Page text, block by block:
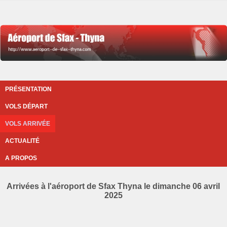
PRÉSENTATION
VOLS DÉPART
VOLS ARRIVÉE
ACTUALITÉ
A PROPOS
Arrivées à l'aéroport de Sfax Thyna le dimanche 06 avril
2025